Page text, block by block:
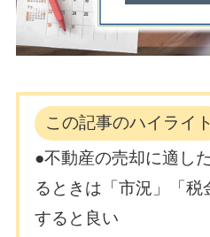
この記事のハイライト
●不動産の売却に適し
るときは「市況」「税
すると良い